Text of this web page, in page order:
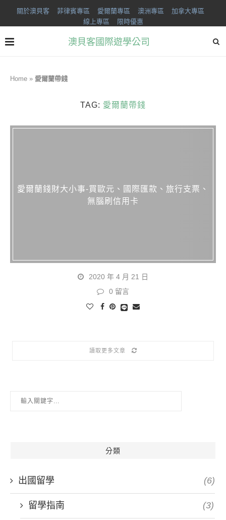
關於澳貝客 菲律賓專區 愛爾蘭專區 澳洲專區
加拿大專區
線上專區
限時優惠
澳貝客國際遊學公司
Home » 愛爾蘭帶錢
TAG: 愛爾蘭帶錢
愛爾蘭錢財大小事-買歐元、國際匯款、旅行支票、
無腦刷信用卡
2020 年 4 月 21 日
0 留言
讀取更多文章
分類
出國留學 (6)
留學指南 (3)